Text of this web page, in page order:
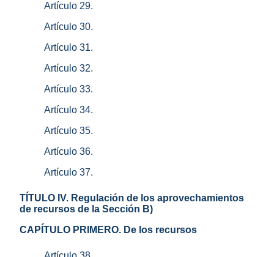
Artículo 29.
Artículo 30.
Artículo 31.
Artículo 32.
Artículo 33.
Artículo 34.
Artículo 35.
Artículo 36.
Artículo 37.
TÍTULO IV. Regulación de los aprovechamientos
de recursos de la Sección B)
CAPÍTULO PRIMERO. De los recursos